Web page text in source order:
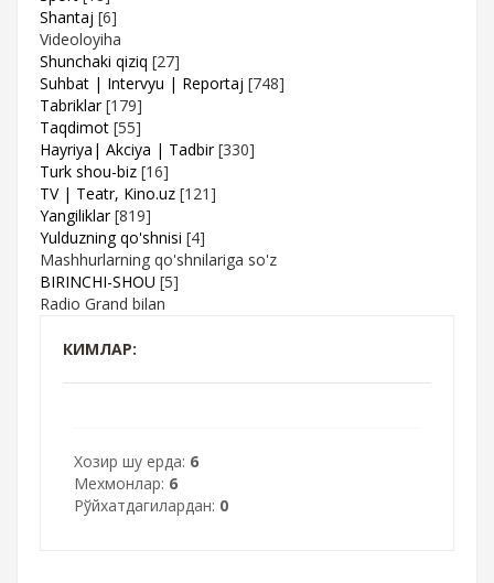
Shantaj [6]
Videoloyiha
Shunchaki qiziq [27]
Suhbat | Intervyu | Reportaj [748]
Tabriklar [179]
Taqdimot [55]
Hayriya| Akciya | Tadbir [330]
Turk shou-biz [16]
TV | Teatr, Kino.uz [121]
Yangiliklar [819]
Yulduzning qo'shnisi [4]
Mashhurlarning qo'shnilariga so'z
BIRINCHI-SHOU [5]
Radio Grand bilan
КИМЛАР:
Хозир шу ерда: 6
Мехмонлар: 6
Рўйхатдагилардан: 0